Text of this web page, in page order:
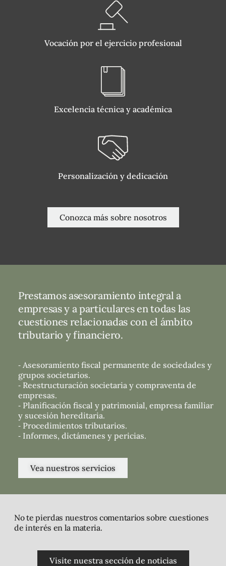
Vocación por el ejercicio profesional
Excelencia técnica y académica
Personalización y dedicación
Conozca más sobre nosotros
Prestamos asesoramiento integral a
empresas y a particulares en todas las
cuestiones relacionadas con el ámbito
tributario y financiero.
⁃ Asesoramiento fiscal permanente de sociedades y
grupos societarios.
⁃ Reestructuración societaria y compraventa de
empresas.
⁃ Planificación fiscal y patrimonial, empresa familiar
y sucesión hereditaria.
⁃ Procedimientos tributarios.
⁃ Informes, dictámenes y pericias.
Vea nuestros servicios
No te pierdas nuestros comentarios sobre cuestiones
de interés en la materia.
Visite nuestra sección de noticias